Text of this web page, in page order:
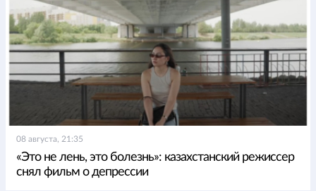
08 августа, 21:35
«Это не лень, это болезнь»: казахстанский режиссер
снял фильм о депрессии